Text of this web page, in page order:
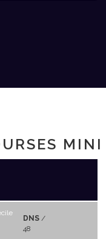
MINI
DNS/
48